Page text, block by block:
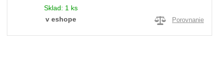
Sklad: 1 ks
v eshope
Porovnanie